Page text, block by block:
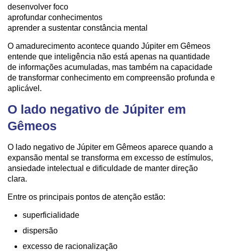
desenvolver foco
aprofundar conhecimentos
aprender a sustentar constância mental
O amadurecimento acontece quando Júpiter em Gêmeos
entende que inteligência não está apenas na quantidade
de informações acumuladas, mas também na capacidade
de transformar conhecimento em compreensão profunda e
aplicável.
O lado negativo de Júpiter em
Gêmeos
O lado negativo de Júpiter em Gêmeos aparece quando a
expansão mental se transforma em excesso de estímulos,
ansiedade intelectual e dificuldade de manter direção
clara.
Entre os principais pontos de atenção estão:
superficialidade
dispersão
excesso de racionalização